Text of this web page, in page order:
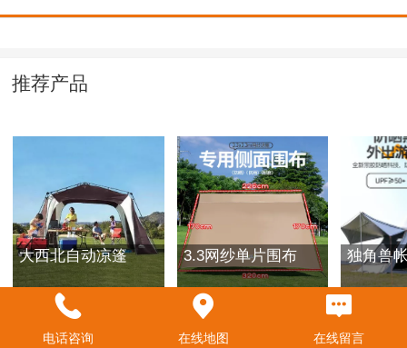
推荐产品
大西北自动凉篷 3.3网纱单片围布 独角兽
电话咨询 在线地图 在线留言